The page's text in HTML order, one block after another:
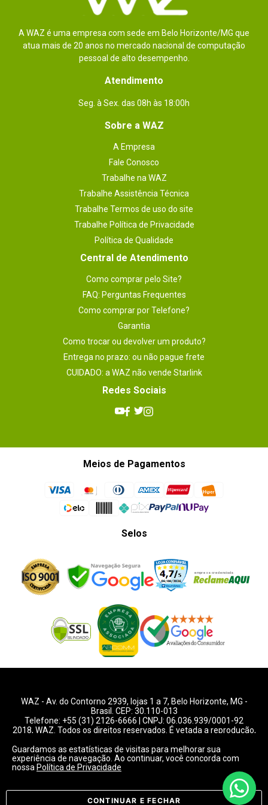
gráfico
3x Slots PCI Express 1x, 2x Slots PCI Express 16x
Não especificadas
30,5 cm x 24,4 cm
Software
- ASRock Motherboard Utility (Phantom Gaming
Tuning)
- ASRock Phantom Gaming LAN Software
- ASRock Polychrome SYNC
- ASRock EZ Mode
- ASRock Meus favoritos em UEFI
- ASRock Instant Flash
- ASRock Internet Flash
- Instalador ASRock Easy RAID
A WAZ é uma empresa com sede em Belo Horizonte/MG que
atua mais de 20 anos no mercado nacional de computação
pessoal de alto desempenho.
Atendimento
Seg. à Sex. das 08h às 18:00h
Sobre a WAZ
A Empresa
Fale Conosco
Trabalhe na WAZ
Trabalhe Assistência Técnica
Trabalhe Termos de uso do site
Trabalhe Política de Privacidade
Política de Qualidade
Central de Atendimento
Como comprar pelo Site?
FAQ: Perguntas Frequentes
Como comprar por Telefone?
Garantia
Como trocar ou devolver um produto?
Entrega no prazo: ou não pague frete
CUIDADO: a WAZ não vende Starlink
Redes Sociais
Meios de Pagamentos
Selos
WAZ - Av. do Contorno 2939, lojas 1 a 7, Belo Horizonte, MG -
Brasil. CEP: 30.110-013
Telefone: +55 (31) 2126-6666 | CNPJ: 06.036.939/0001-92
2018, WAZ. Todos os direitos reservados. É vetada a reprodução,
Preços e condições de pagamentos válidos exclusivamente
para compras pelo website.
Guardamos as estatísticas de visitas para melhorar sua
experiência de navegação. Ao continuar, você concorda com
nossa Política de Privacidade
CONTINUAR E FECHAR